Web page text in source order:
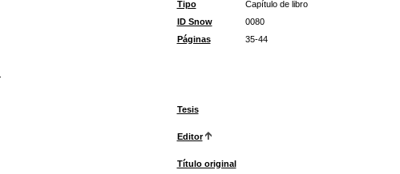
Tipo
Capítulo de libro
ID Snow
0080
Páginas
35-44
Tesis
Editor
Título original